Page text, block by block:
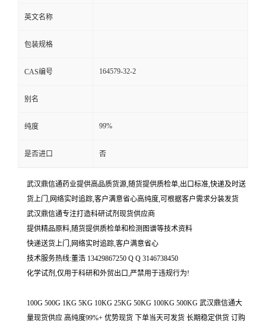
英文名称
包装规格
CAS编号 164579-32-2
别名
纯度 99%
是否进口 否
武汉鼎信通药业提供高品质货源,随货提供质检单,出口标准,快递及时送
货上门,网络实时追踪,客户满意省心高纯度,可根据客户需求分装发货
武汉鼎信通专注打造科研试剂现货供应商
提供精品原料,随货提供质检单和检测图谱等技术资料
快递送货上门,网络实时追踪,客户满意省心
技术服务热线:董浩 13429867250 Q Q 3146738450
化学试剂,仅用于科研和外贸出口,严禁用于违规行为!
100G 500G 1KG 5KG 10KG 25KG 50KG 100KG 500KG 武汉鼎信通大
量现货供应 高纯度99%+ 优势现货 下单当天可发货 长期稳定供货 订购